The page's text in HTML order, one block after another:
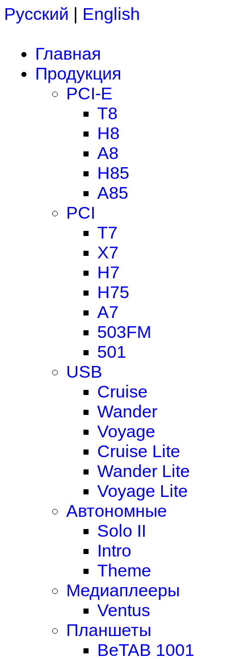
Русский | English
Главная
Продукция
PCI-E
T8
H8
A8
H85
A85
PCI
T7
X7
H7
H75
A7
503FM
501
USB
Cruise
Wander
Voyage
Cruise Lite
Wander Lite
Voyage Lite
Автономные
Solo II
Intro
Theme
Медиаплееры
Ventus
Планшеты
BeTAB 1001